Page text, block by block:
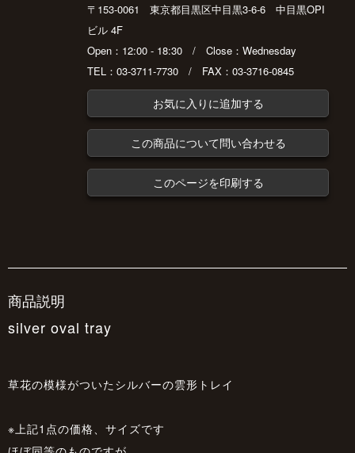
〒153-0061 東京都目黒区中目黒3-6-6 中目黒OPI
ビル 4F
Open：12:00 - 18:30 / Close：Wednesday
TEL：03-3711-7730 / FAX：03-3716-0845
お気に入りに追加する
この商品について問い合わせる
このページを印刷する
商品説明
silver oval tray
草花の模様がついたシルバーの雲形トレイ
※上記1点の価格、サイズです